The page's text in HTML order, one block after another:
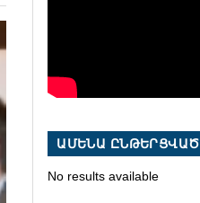
ԱՄԵՆԱ
No results available